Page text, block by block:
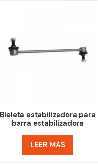
Bieleta estabilizadora para
barra estabilizadora
4694855
LEER MÁS